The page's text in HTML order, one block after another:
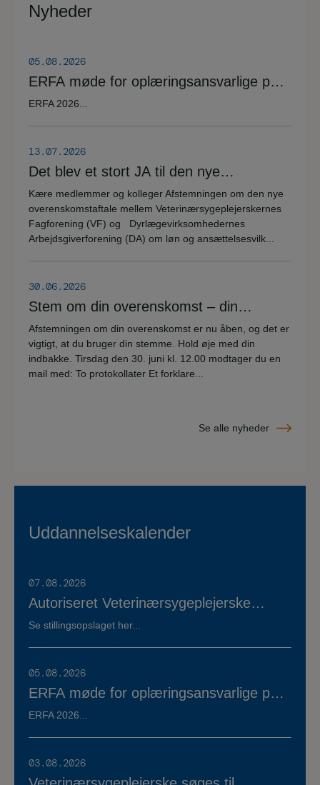
Nyheder
05.08.2026
ERFA møde for oplæringsansvarlige på
veterinærsygeplejerske uddannelsen
ERFA 2026...
13.07.2026
Det blev et stort JA til den nye
overenskomstaftale
Kære medlemmer og kolleger Afstemningen om den nye
overenskomstaftale mellem Veterinærsygeplejerskernes
Fagforening (VF) og Dyrlægevirksomhedernes
Arbejdsgiverforening (DA) om løn og ansættelsesvilk...
30.06.2026
Stem om din overenskomst – din
stemme er vigtig!
Afstemningen om din overenskomst er nu åben, og det er
vigtigt, at du bruger din stemme. Hold øje med din
indbakke. Tirsdag den 30. juni kl. 12.00 modtager du en
mail med: To protokollater Et forklare...
Se alle nyheder
Uddannelseskalender
07.08.2026
Autoriseret Veterinærsygeplejerske
søges til fuldtidsstilling hos Vestermose
Se stillingsopslaget her...
05.08.2026
ERFA møde for oplæringsansvarlige på
veterinærsygeplejerske uddannelsen
ERFA 2026...
03.08.2026